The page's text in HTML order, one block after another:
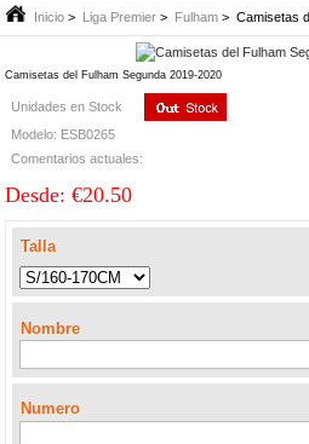
Inicio > Liga Premier > Fulham > Camisetas
Camisetas del Fulham Segunda 2019-2020
Unidades en Stock
Modelo: ESB0265
Comentarios actuales:
Desde: €20.50
Talla
Nombre
Numero